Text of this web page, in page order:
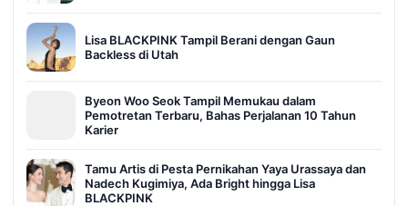
Lisa BLACKPINK Tampil Berani dengan Gaun
Backless di Utah
Byeon Woo Seok Tampil Memukau dalam
Pemotretan Terbaru, Bahas Perjalanan 10 Tahun
Karier
Tamu Artis di Pesta Pernikahan Yaya Urassaya dan
Nadech Kugimiya, Ada Bright hingga Lisa
BLACKPINK